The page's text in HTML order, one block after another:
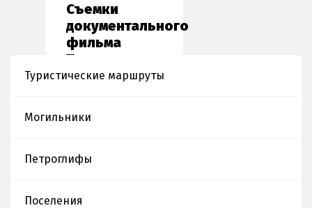
Cъемки
документального
фильма
Телерадиокомплекса
Президента
«Жер
Жетысу
Туристические маршруты
Могильники
Петроглифы
Поселения